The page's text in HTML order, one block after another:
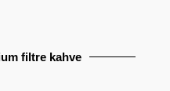
filtre kahve